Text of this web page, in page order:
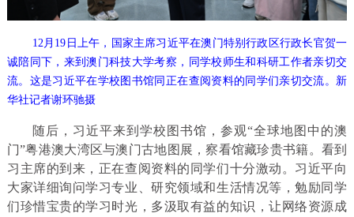
12月19日上午，国家主席习近平在澳门特别行政区行政长官贺一
诚陪同下，来到澳门科技大学考察，同学校师生和科研工作者亲切交
流。这是习近平在学校图书馆同正在查阅资料的同学们亲切交流。新
华社记者谢环驰摄
随后，习近平来到学校图书馆，参观“全球地图中的澳
门”粤港澳大湾区与澳门古地图展，察看馆藏珍贵书籍。看到
习主席的到来，正在查阅资料的同学们十分激动。习近平向
大家详细询问学习专业、研究领域和生活情况等，勉励同学
们珍惜宝贵的学习时光，多汲取有益的知识，让网络资源成